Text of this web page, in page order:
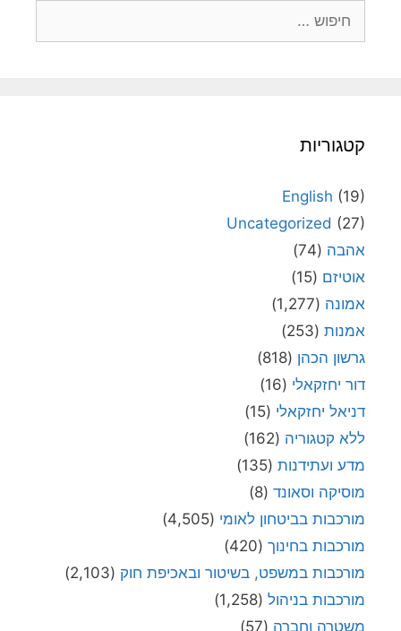
קטגוריות
English (19)
Uncategorized (27)
אהבה (74)
אוטיזם (15)
אמונה (1,277)
אמנות (253)
גרשון הכהן (818)
דור יחזקאלי (16)
דניאל יחזקאלי (15)
ללא קטגוריה (162)
מדע ועתידנות (135)
מוסיקה וסאונד (8)
מורכבות בביטחון לאומי (4,505)
מורכבות בחינוך (420)
מורכבות במשפט, בשיטור ובאכיפת חוק (2,103)
מורכבות בניהול (1,258)
משטרה וחברה (57)